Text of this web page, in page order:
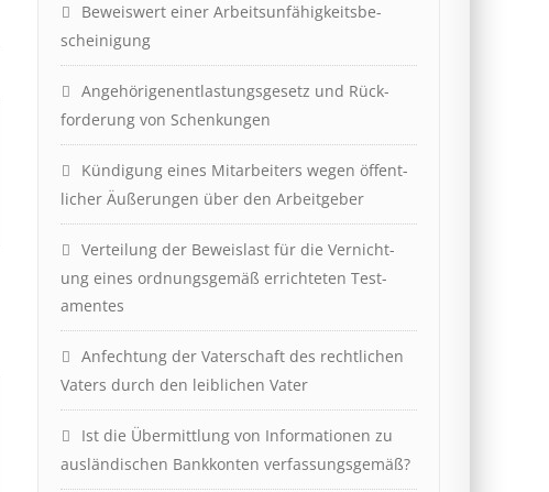
Beweis­wert einer Arbeits­un­fähig­keits­be­
scheinig­ung
Angehörigenent­lastungs­ge­setz und Rück­
ford­er­ung von Schenk­ung­en
Kündigung eines Mit­ar­beit­ers wegen öffent­
lich­er Äuß­er­ung­en über den Ar­beit­geber
Ver­teil­ung der Be­weis­last für die Ver­nicht­
ung eines ord­nungs­ge­mäß er­richt­et­en Test­
ament­es
Anfechtung der Vaterschaft des rechtlichen
Vaters durch den leiblichen Vater
Ist die Über­mitt­lung von In­for­mat­ion­en zu
aus­länd­isch­en Bank­kont­en ver­fass­ungs­ge­mäß?